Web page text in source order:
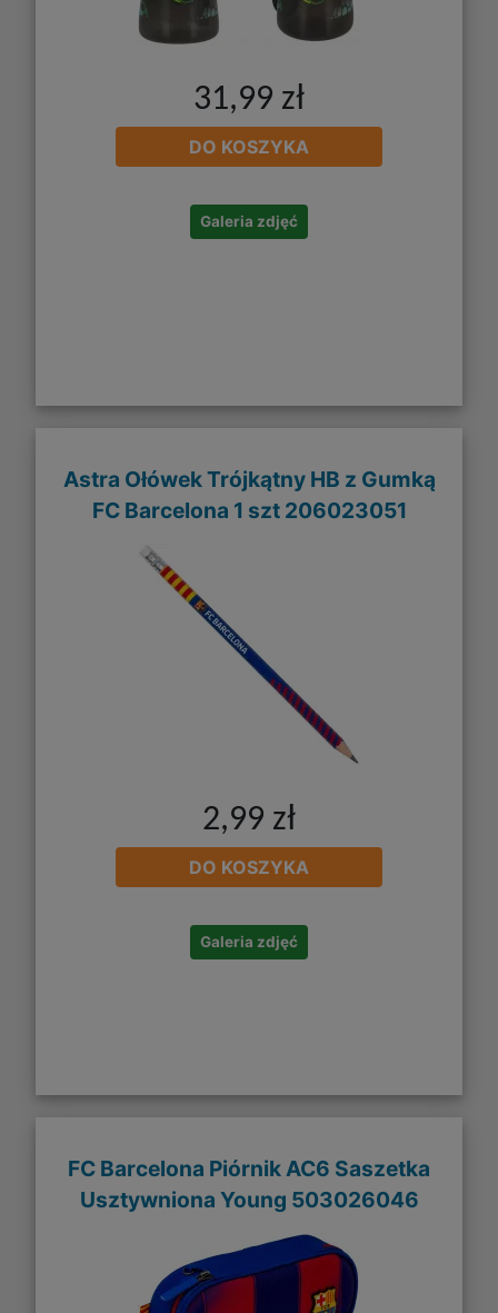
31,99 zł
DO KOSZYKA
Galeria zdjęć
Astra Ołówek Trójkątny HB z Gumką
FC Barcelona 1 szt 206023051
2,99 zł
DO KOSZYKA
Galeria zdjęć
FC Barcelona Piórnik AC6 Saszetka
Usztywniona Young 503026046